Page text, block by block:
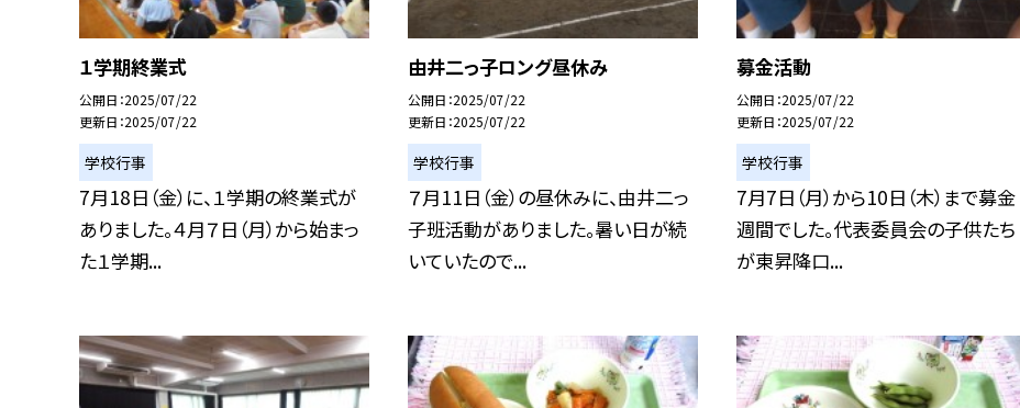
１学期終業式
公開日 2025/07/22
更新日 2025/07/22
学校行事
7月18日（金）に、１学期の終業式が
ありました。４月７日（月）から始まっ
た１学期...
由井二っ子ロング昼休み
公開日 2025/07/22
更新日 2025/07/22
学校行事
７月11日（金）の昼休みに、由井二っ
子班活動がありました。暑い日が続
いていたので...
募金活動
公開日 2025/07/22
更新日 2025/07/22
学校行事
7月7日（月）から10日（木）まで募金
週間でした。代表委員会の子供たち
が東昇降口...